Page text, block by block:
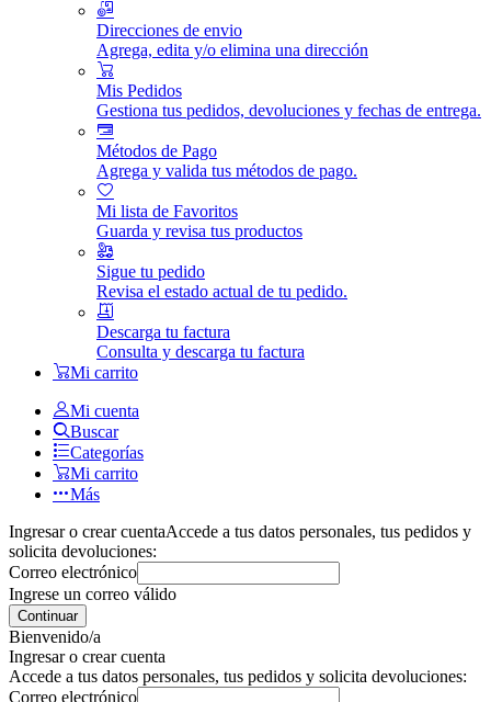
Direcciones de envio
Agrega, edita y/o elimina una dirección
Mis Pedidos
Gestiona tus pedidos, devoluciones y fechas de entrega.
Métodos de Pago
Agrega y valida tus métodos de pago.
Mi lista de Favoritos
Guarda y revisa tus productos
Sigue tu pedido
Revisa el estado actual de tu pedido.
Descarga tu factura
Consulta y descarga tu factura
Mi carrito
Mi cuenta
Buscar
Categorías
Mi carrito
Más
Ingresar o crear cuentaAccede a tus datos personales, tus pedidos y
solicita devoluciones:
Correo electrónico
Ingrese un correo válido
Continuar
Bienvenido/a
Ingresar o crear cuenta
Accede a tus datos personales, tus pedidos y solicita devoluciones:
Correo electrónico